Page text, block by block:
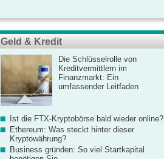
Geld & Kredit
Die Schlüsselrolle von
Kreditvermittlern im
Finanzmarkt: Ein
umfassender Leitfaden
Ist die FTX-Kryptobörse bald wieder online?
Ethereum: Was steckt hinter dieser
Kryptowährung?
Business gründen: So viel Startkapital